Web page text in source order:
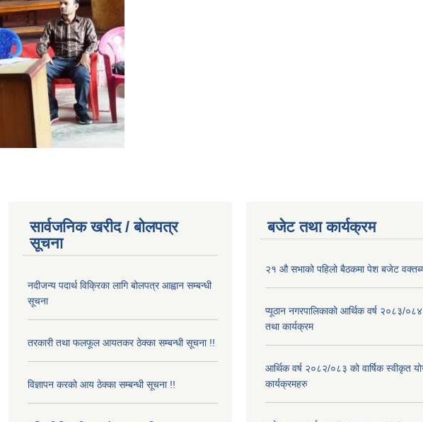
सार्वजनिक खरीद / बोलपत्र
सूचना
नदीजन्य पदार्थ विक्रिका लागि बोलपत्र आह्वान सम्बन्धी
सूचना
तरकारी तथा फलफूल आयतकर ठेक्का सम्बन्धी सूचना !!
विज्ञापन करको आय ठेक्का सम्बन्धी सूचना !!
बजेट तथा कार्यक्रम
२१ औ सभाको पहिलो बैठकमा पेश बजेट
प्यूठान नगरपालिकाको आर्थिक वर्ष २०८३/०८४
तथा कार्यक्रम
आर्थिक वर्ष २०८२/०८३ को वार्षिक स्वीकृत
कार्यक्रमहरु